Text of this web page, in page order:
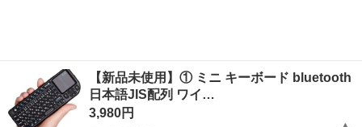
【新品未使用】① ミニ キーボード bluetooth
日本語JIS配列 ワイ…
3,980円